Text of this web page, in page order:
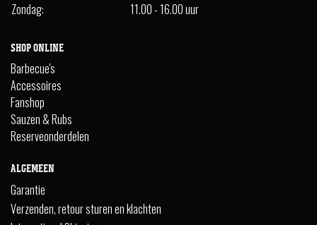
Zondag:
11.00 - 16.00 uur
SHOP ONLINE
Barbecue's
Accessoires
Fanshop
Sauzen & Rubs
Reserveonderdelen
ALGEMEEN
Garantie
Verzenden, retour sturen en klachten